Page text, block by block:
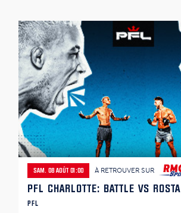
SAM. 08 AOÛT 01:00 À RETROUVER SUR
PFL CHARLOTTE: BATTLE VS ROSTA
PFL